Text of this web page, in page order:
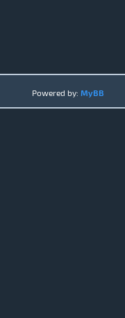
Powered by: MyBB